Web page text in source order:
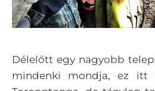
Délelőtt egy nagyobb
mindenki mondja, ez itt